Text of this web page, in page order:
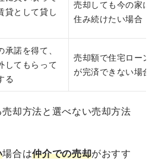
貸として貸し
売却しても今の家に
住み続けたい場合
承諾を得て、
してもらって
る
売却額で住宅ローン
が完済できない場合
却方法と選べない売却方法
場合は仲介での売却がおすす